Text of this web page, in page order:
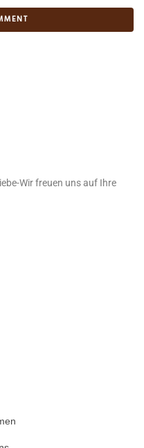
Wir freuen uns auf Ihre